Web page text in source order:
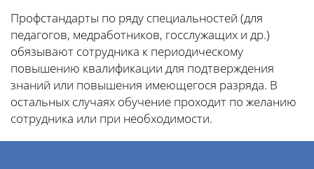
Профстандарты по ряду специальностей (для
педагогов, медработников, госслужащих и др.)
обязывают сотрудника к периодическому
повышению квалификации для подтверждения
знаний или повышения имеющегося разряда. В
остальных случаях обучение проходит по желанию
сотрудника или при необходимости.